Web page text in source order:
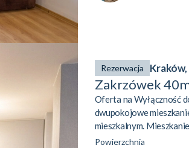
Rezerwacja
Zakrzówek
Oferta na Wyłączność
dwupokojowe
mieszkalnym.
17Nieruchomość
Powierzchnia